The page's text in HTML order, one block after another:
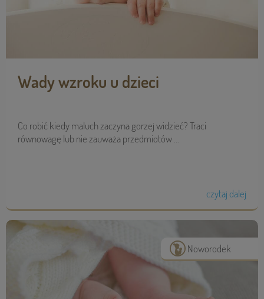
Wady wzroku u dzieci
Co robić kiedy maluch zaczyna gorzej widzieć? Traci
równowagę lub nie zauważa przedmiotów ...
czytaj dalej
Noworodek